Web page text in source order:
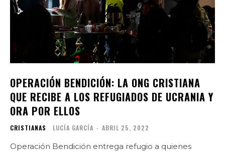
OPERACIÓN BENDICIÓN: LA ONG CRISTIANA
QUE RECIBE A LOS REFUGIADOS DE UCRANIA Y
ORA POR ELLOS
CRISTIANAS LUCÍA GARCÍA - ABRIL 25, 2022
Operación Bendición entrega refugio a quienes